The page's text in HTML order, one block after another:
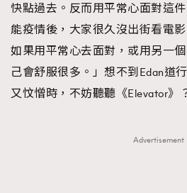
快點過去。反而用平常心面對這
能疫情後，大家很久沒出街看電
如果用平常心去面對，或用另一
己會舒服很多。」想不到Edan道
又忟憎時，不妨聽聽《Elevator》
Advertisement